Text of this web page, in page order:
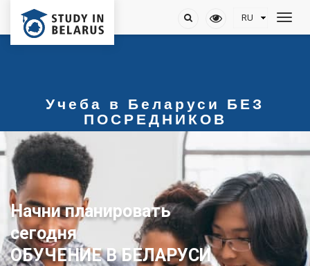
Учеба в Беларуси БЕЗ
ПОСРЕДНИКОВ
Начни планировать
сегодня
ОБУЧЕНИЕ В БЕЛАРУСИ
ОБУЧЕНИЕ В БЕЛАРУСИ